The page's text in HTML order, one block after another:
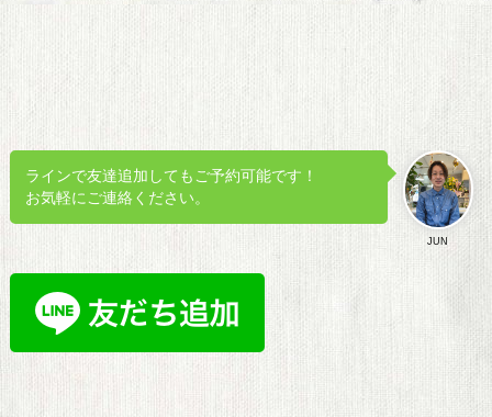
JUN
ラインで友達追加してもご予約可能です！
お気軽にご連絡ください。